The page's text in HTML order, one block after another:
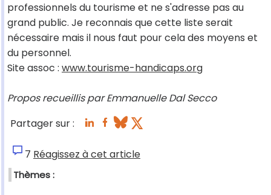
professionnels du tourisme et ne s'adresse pas au
grand public. Je reconnais que cette liste serait
nécessaire mais il nous faut pour cela des moyens et
du personnel.
Site assoc : www.tourisme-handicaps.org
Propos recueillis par Emmanuelle Dal Secco
Partager sur :
7 Réagissez à cet article
Thèmes :